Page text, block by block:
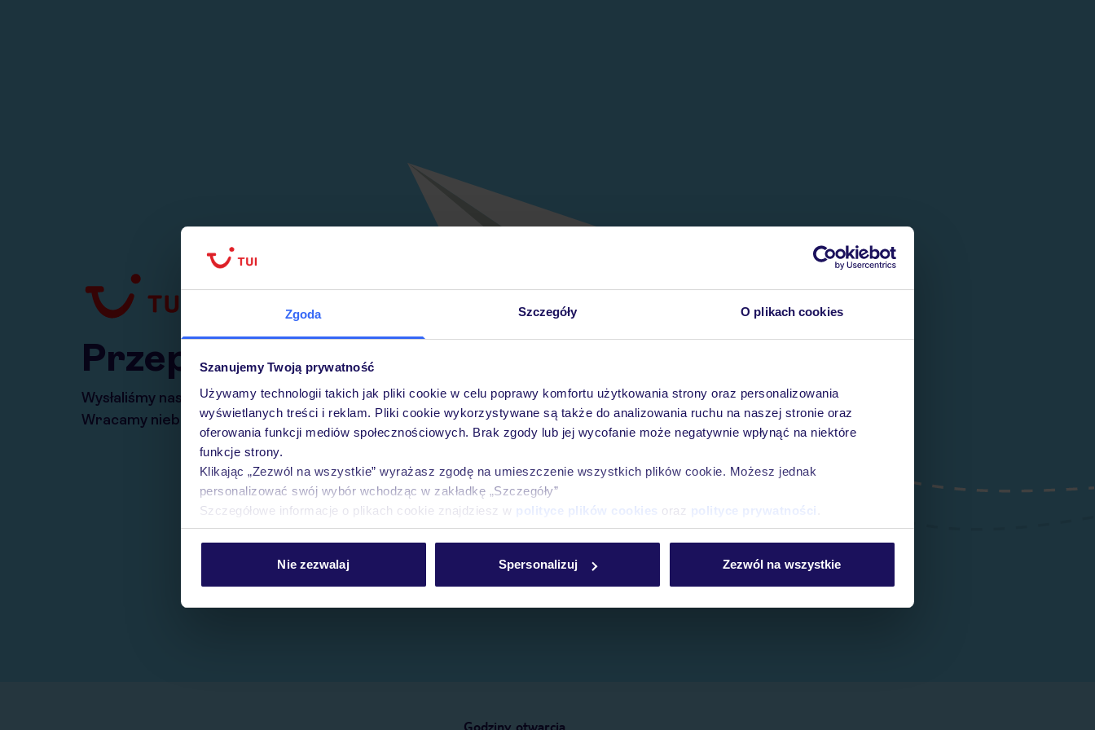
Zgoda Szczegóły O plikach cookies
Szanujemy Twoją prywatność
Używamy technologii takich jak pliki cookie w celu poprawy komfortu użytkowania strony oraz personalizowania
wyświetlanych treści i reklam. Pliki cookie wykorzystywane są także do analizowania ruchu na naszej stronie oraz
oferowania funkcji mediów społecznościowych. Brak zgody lub jej wycofanie może negatywnie wpłynąć na niektóre
funkcje strony.
Klikając „Zezwól na wszystkie” wyrażasz zgodę na umieszczenie wszystkich plików cookie. Możesz jednak
personalizować swój wybór wchodząc w zakładkę „Szczegóły”
Szczegółowe informacje o plikach cookie znajdziesz w polityce plików cookies oraz polityce prywatności
Nie zezwalaj Spersonalizuj Zezwól na wszystkie
Przepraszamy
Wysłaliśmy nasz serwis na krótkie wakacje.
Wracamy niebawem!
Godziny otwarcia